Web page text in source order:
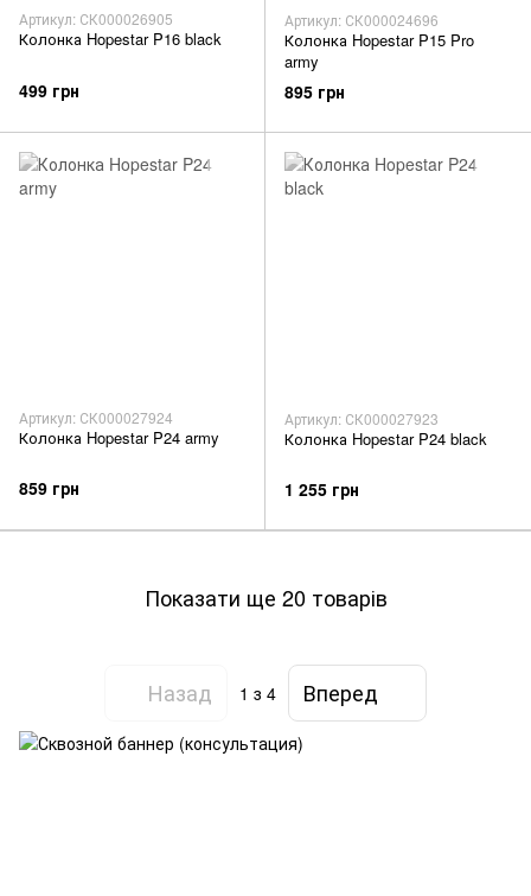
Артикул: СК000026905
Колонка Hopestar P16 black
499 грн
Артикул: СК000024696
Колонка Hopestar P15 Pro
army
895 грн
Артикул: СК000027924
Колонка Hopestar P24 army
859 грн
Артикул: СК000027923
Колонка Hopestar P24 black
1 255 грн
Показати ще 20 товарів
Назад 1 з 4 Вперед